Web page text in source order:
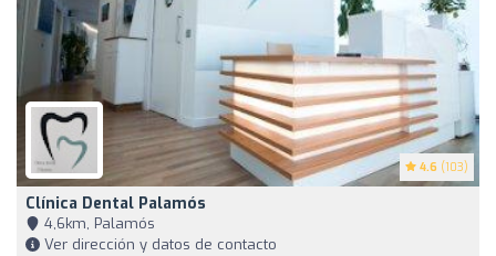
4.6 (103)
Clínica Dental Palamós
4,6km, Palamós
Ver dirección y datos de contacto